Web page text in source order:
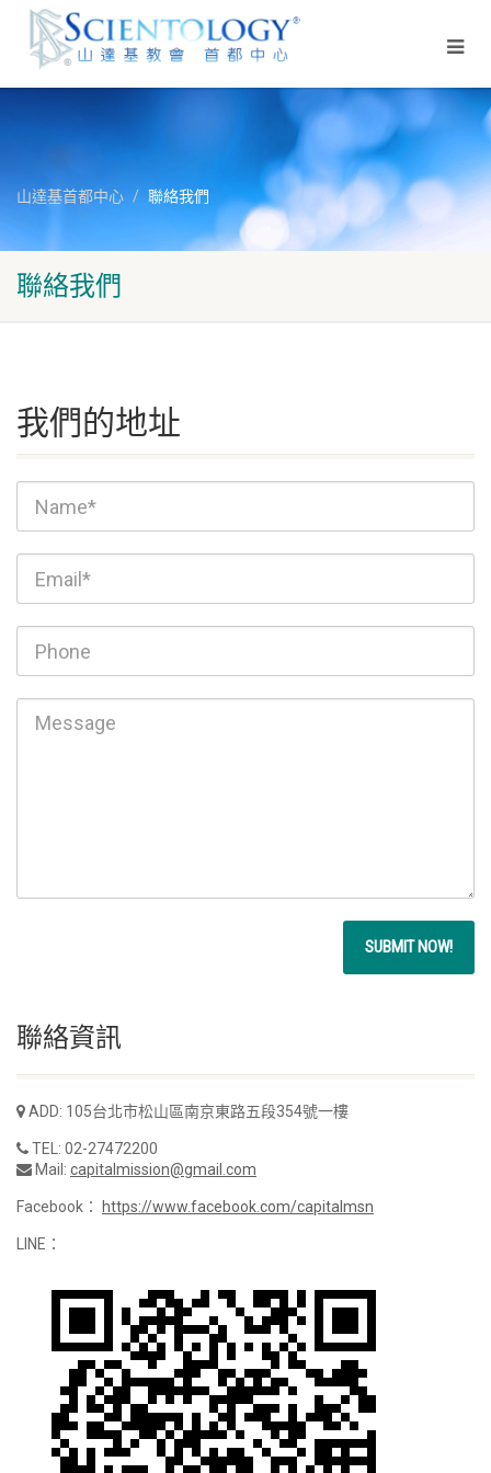
山達基首都中心 聯絡我們
聯絡我們
我們的地址
聯絡資訊
ADD: 105台北市松山區南京東路五段354號一樓
TEL: 02-27472200
Mail: capitalmission@gmail.com
Facebook： https://www.facebook.com/capitalmsn
LINE：